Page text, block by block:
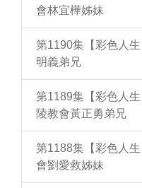
會林宜樺姊妹
第1190集【彩色人
明義弟兄
第1189集【彩色人
陵教會黃正勇弟兄
第1188集【彩色人
會劉愛救姊妹